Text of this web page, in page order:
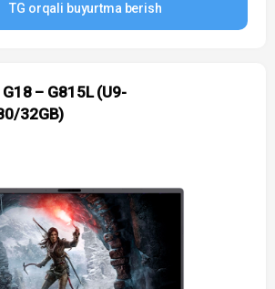
TG orqali buyurtma berish
– G815L (U9-
32GB)